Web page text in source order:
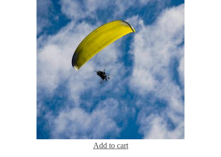
Add to cart